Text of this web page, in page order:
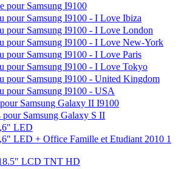
pour Samsung I9100
pour Samsung I9100 - I Love Ibiza
pour Samsung I9100 - I Love London
pour Samsung I9100 - I Love New-York
pour Samsung I9100 - I Love Paris
pour Samsung I9100 - I Love Tokyo
pour Samsung I9100 - United Kingdom
pour Samsung I9100 - USA
Samsung Galaxy II I9100
Samsung Galaxy S II
LED
LED + Office Famille et Etudiant 2010 1
LCD TNT HD